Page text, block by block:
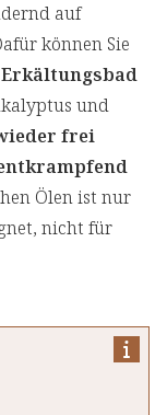
auf
können Sie
und
frei
Ölen ist nur
nicht für